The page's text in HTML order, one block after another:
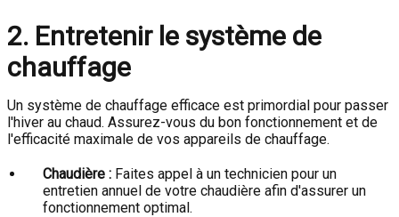
2. Entretenir le système de
chauffage
Un système de chauffage efficace est primordial pour passer
l'hiver au chaud. Assurez-vous du bon fonctionnement et de
l'efficacité maximale de vos appareils de chauffage.
Chaudière : Faites appel à un technicien pour un
entretien annuel de votre chaudière afin d'assurer un
fonctionnement optimal.